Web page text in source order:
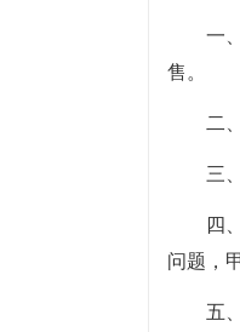
一
售。
二
三
四
问题，
五